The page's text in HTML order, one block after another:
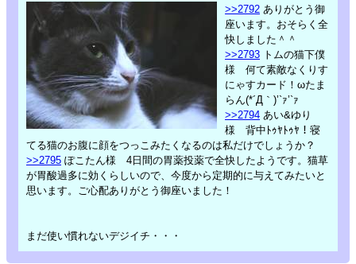
>>2792 ありがとう御
座います。おそらく全
快しました＾＾
>>2793 トムの猫下僕
様 何て素敵なくりす
にゃすカード！ωたま
らん(*´Д｀)’`ｧ’`ｧ
>>2794 あい&ゆり
様 背中ﾄｩﾔﾄｩﾔ！寝
てる猫のお腹に顔をつっこみたくなるのは私だけでしょうか？
>>2795 ぽこたん様 4日間の胃薬投薬で全快したようです。猫草
が胃酸過多に効くらしいので、今度から定期的に与えてみたいと
思います。ご心配ありがとう御座いました！
まだ使い慣れないデジイチ・・・